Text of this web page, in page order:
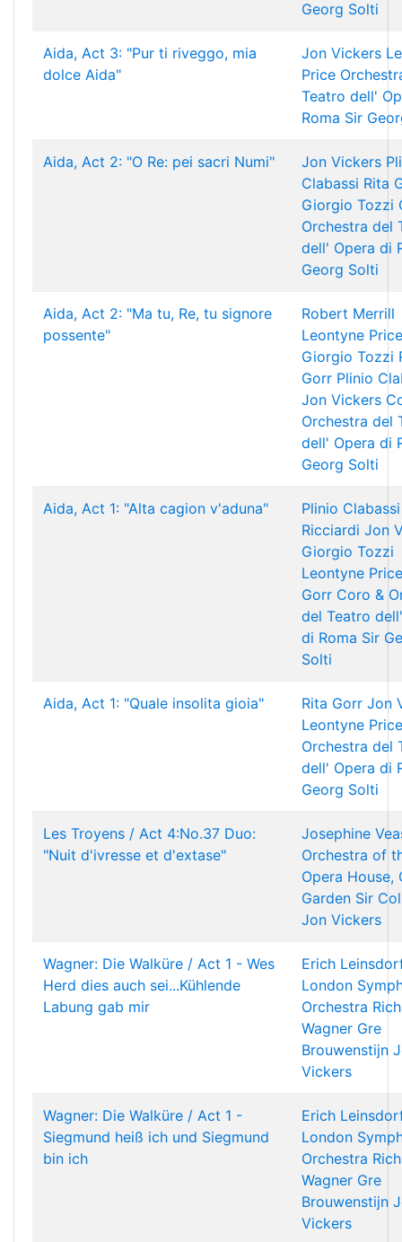
Georg Solti
Aida, Act 3: "Pur ti riveggo, mia
dolce Aida"
Jon Vickers
Price
Teatro dell'
Roma Sir
Aida, Act 2: "O Re: pei sacri Numi" Jon Vickers
Clabassi Rita
Giorgio Tozzi
Orchestra del
dell' Opera di
Georg Solti
Aida, Act 2: "Ma tu, Re, tu signore
possente"
Robert Merrill
Leontyne Price
Giorgio Tozzi
Gorr Plinio
Jon Vickers
Orchestra del
dell' Opera di
Georg Solti
Aida, Act 1: "Alta cagion v'aduna"
Plinio Clabassi
Ricciardi Jon
Giorgio Tozzi
Leontyne Price
Gorr Coro &
del Teatro
di Roma Sir
Solti
Aida, Act 1: "Quale insolita gioia" Rita Gorr Jon
Leontyne Price
Orchestra del
dell' Opera di
Georg Solti
Les Troyens / Act 4:No.37 Duo:
"Nuit d'ivresse et d'extase"
Josephine
Orchestra of
Opera House,
Garden Sir
Jon Vickers
Wagner: Die Walküre / Act 1 - Wes
Herd dies auch sei...Kühlende
Labung gab mir
Erich
London
Orchestra
Wagner Gre
Brouwenstijn
Vickers
Wagner: Die Walküre / Act 1 -
Siegmund heiß ich und Siegmund
bin ich
Erich
London
Orchestra
Wagner Gre
Brouwenstijn
Vickers